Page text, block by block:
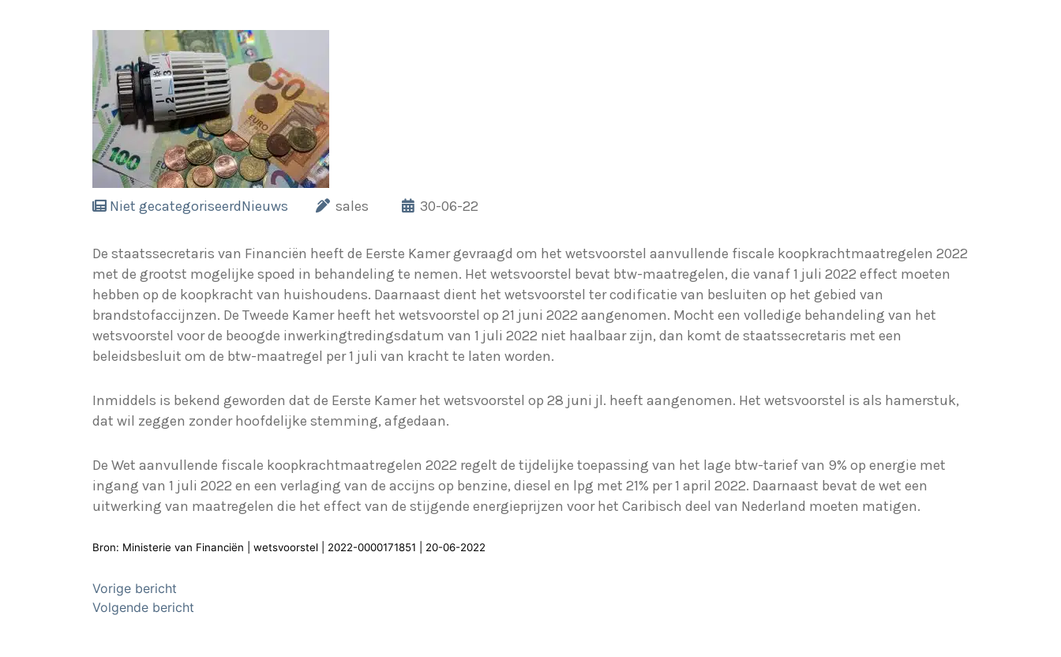
Niet gecategoriseerdNieuws sales 30-06-22
De staatssecretaris van Financiën heeft de Eerste Kamer gevraagd om het wetsvoorstel aanvullende fiscale koopkrachtmaatregelen 2022
met de grootst mogelijke spoed in behandeling te nemen. Het wetsvoorstel bevat btw-maatregelen, die vanaf 1 juli 2022 effect moeten
hebben op de koopkracht van huishoudens. Daarnaast dient het wetsvoorstel ter codificatie van besluiten op het gebied van
brandstofaccijnzen. De Tweede Kamer heeft het wetsvoorstel op 21 juni 2022 aangenomen. Mocht een volledige behandeling van het
wetsvoorstel voor de beoogde inwerkingtredingsdatum van 1 juli 2022 niet haalbaar zijn, dan komt de staatssecretaris met een
beleidsbesluit om de btw-maatregel per 1 juli van kracht te laten worden.
Inmiddels is bekend geworden dat de Eerste Kamer het wetsvoorstel op 28 juni jl. heeft aangenomen. Het wetsvoorstel is als hamerstuk,
dat wil zeggen zonder hoofdelijke stemming, afgedaan.
De Wet aanvullende fiscale koopkrachtmaatregelen 2022 regelt de tijdelijke toepassing van het lage btw-tarief van 9% op energie met
ingang van 1 juli 2022 en een verlaging van de accijns op benzine, diesel en lpg met 21% per 1 april 2022. Daarnaast bevat de wet een
uitwerking van maatregelen die het effect van de stijgende energieprijzen voor het Caribisch deel van Nederland moeten matigen.
Bron: Ministerie van Financiën | wetsvoorstel | 2022-0000171851 | 20-06-2022
Bericht
navigatie
Vorige bericht
Volgende bericht